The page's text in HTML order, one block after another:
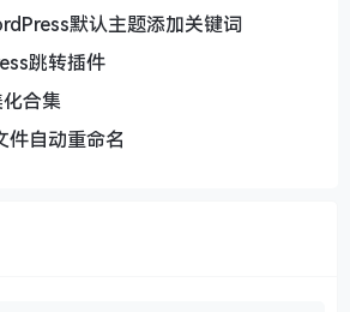
默认主题添加关键词
跳转插件
合集
件自动重命名